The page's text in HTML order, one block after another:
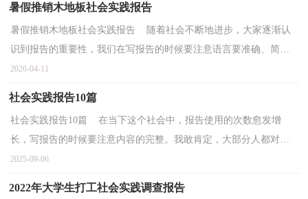
暑假推销木地板社会实践报告
暑假推销木地板社会实践报告 随着社会不断地进步，大家逐渐认
识到报告的重要性，我们在写报告的时候要注意语言要准确、简
洁。那么大家知道标准正式的报告格式吗？下面是小编为...
2026-04-11
社会实践报告10篇
社会实践报告10篇 在当下这个社会中，报告使用的次数愈发增
长，写报告的时候要注意内容的完整。我敢肯定，大部分人都对写
报告很是头疼的，以下是小编帮大家整理的社会实践报告，欢...
2025-09-06
2022年大学生打工社会实践调查报告